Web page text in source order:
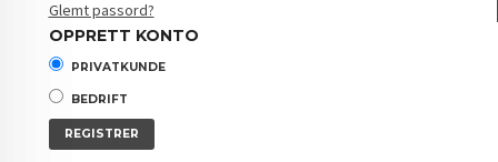
Glemt passord?
OPPRETT KONTO
PRIVATKUNDE
BEDRIFT